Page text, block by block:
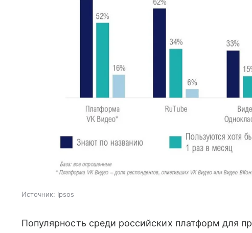
Источник: Ipsos
Популярность среди российских платформ для